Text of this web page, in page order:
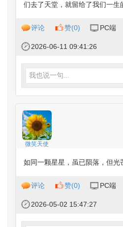
们去了天堂，就留给了我们一生
评论 赞(0) PC端
2026-06-11 09:41:26
我也说一句...
微笑天使
如同一颗星星，虽已陨落，但光
评论 赞(0) PC端
2026-05-02 15:47:27